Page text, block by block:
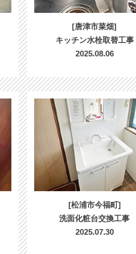
[唐津市菜畑]
キッチン水栓取替工事
2025.08.06
[松浦市今福町]
洗面化粧台交換工事
2025.07.30